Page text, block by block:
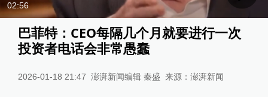
02:56
巴菲特：CEO每隔几个月就要进行一次
投资者电话会非常愚蠢
2026-01-18 21:47 澎湃新闻编辑 秦盛 来源： 澎湃新闻